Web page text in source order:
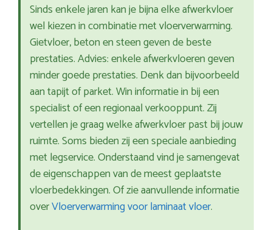
Sinds enkele jaren kan je bijna elke afwerkvloer
wel kiezen in combinatie met vloerverwarming.
Gietvloer, beton en steen geven de beste
prestaties. Advies: enkele afwerkvloeren geven
minder goede prestaties. Denk dan bijvoorbeeld
aan tapijt of parket. Win informatie in bij een
specialist of een regionaal verkooppunt. Zij
vertellen je graag welke afwerkvloer past bij jouw
ruimte. Soms bieden zij een speciale aanbieding
met legservice. Onderstaand vind je samengevat
de eigenschappen van de meest geplaatste
vloerbedekkingen. Of zie aanvullende informatie
overVloerverwarming voor laminaat vloer.